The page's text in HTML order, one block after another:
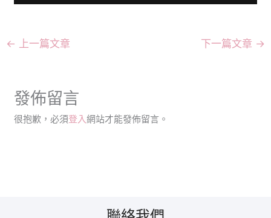
← 上一篇文章 下一篇文章 →
發佈留言
很抱歉，必須登入網站才能發佈留言。